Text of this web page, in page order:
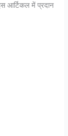
आर्टिकल में प्रदान